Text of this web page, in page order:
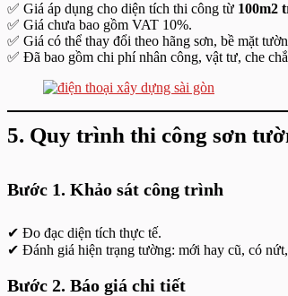
✅ Giá áp dụng cho diện tích thi công từ 100m2
✅ Giá chưa bao gồm VAT 10%.
✅ Giá có thể thay đổi theo hãng sơn, bề mặt
✅ Đã bao gồm chi phí nhân công, vật tư, che
5. Quy trình thi công sơn
Bước 1. Khảo sát công trình
✔ Đo đạc diện tích thực tế.
✔ Đánh giá hiện trạng tường: mới hay cũ, có
Bước 2. Báo giá chi tiết